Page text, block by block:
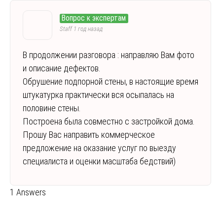
Вопрос к экспертам
Staff1 год назад
В продолжении разговора : направляю Вам фото
и описание дефектов.
Обрушение подпорной стены, в настоящие время
штукатурка практически вся осыпалась на
половине стены.
Построена была совместно с застройкой дома.
Прошу Вас направить коммерческое
предложение на оказание услуг по выезду
специалиста и оценки масштаба бедствий)
1 Answers